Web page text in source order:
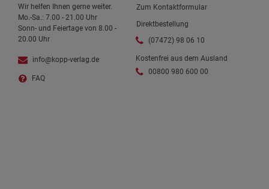
Wir helfen Ihnen gerne weiter.
Mo.-Sa.: 7.00 - 21.00 Uhr
Sonn- und Feiertage von 8.00 -
20.00 Uhr
info@kopp-verlag.de
FAQ
Zum Kontaktformular
Direktbestellung
(07472) 98 06 10
Kostenfrei aus dem Ausland
00800 980 600 00